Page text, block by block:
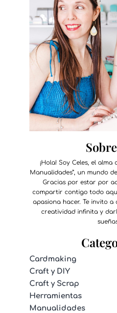
¡Hola! Soy Celes, el
Manualidades”, un mundo
Gracias por estar por
compartir contigo todo
apasiona hacer. Te invito
creatividad infinita y
Cardmaking
Craft y DIY
Craft y Scrap
Herramientas
Manualidades